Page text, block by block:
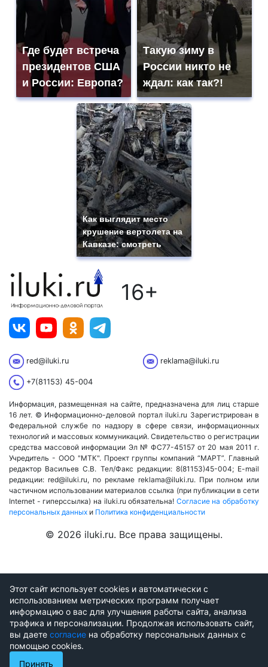
Этот сайт использует cookies и автоматически с
использованием метрических программ получает
информацию о вас для улучшения работы сайта, анализа
трафика и персонализации. Продолжая использовать сайт,
вы даете согласие на обработку персональных данных с
помощью cookies.
Принять
Где будет встреча
президентов США
и России: Европа?
Такую зиму в
России никто не
ждал: как так?!
Как выглядит место
крушение вертолета на
Кавказе: смотреть
16+
red@iluki.ru reklama@iluki.ru
+7(81153) 45-004
Информация, размещенная на сайте, предназначена для лиц старше
16 лет. © Информационно-деловой портал iluki.ru Зарегистрирован в
Федеральной службе по надзору в сфере связи, информационных
технологий и массовых коммуникаций. Свидетельство о регистрации
средства массовой информации Эл № ФС77-45157 от 20 мая 2011 г.
Учредитель - ООО "МТК". Проект группы компаний “МАРТ”. Главный
редактор Васильев С.В. Тел/Факс редакции: 8(81153)45-004; E-mail
редакции: red@iluki.ru, по рекламе reklama@iluki.ru. При полном или
частичном использовании материалов ссылка (при публикации в сети
Internet - гиперссылка) на iluki.ru обязательна! Согласие на обработку
персональных данных и Политика конфиденциальности
© 2026 iluki.ru. Все права защищены.